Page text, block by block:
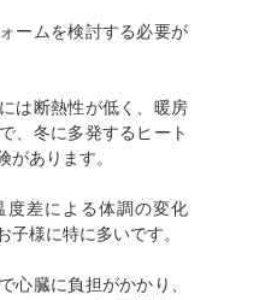
ームを検討する必要が
は断熱性が低く、暖房
、冬に多発するヒート
があります。
度差による体調の変化
子様に特に多いです。
心臓に負担がかかり、